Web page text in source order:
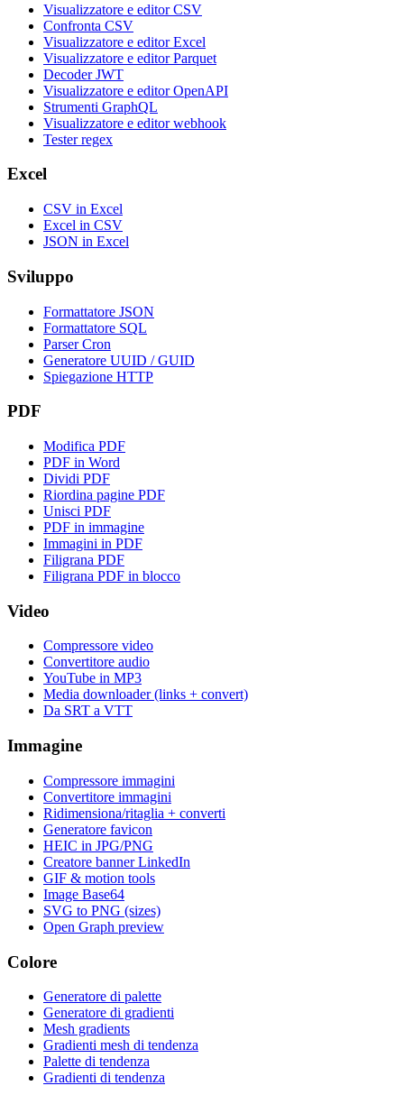
Visualizzatore e editor CSV
Confronta CSV
Visualizzatore e editor Excel
Visualizzatore e editor Parquet
Decoder JWT
Visualizzatore e editor OpenAPI
Strumenti GraphQL
Visualizzatore e editor webhook
Tester regex
Excel
CSV in Excel
Excel in CSV
JSON in Excel
Sviluppo
Formattatore JSON
Formattatore SQL
Parser Cron
Generatore UUID / GUID
Spiegazione HTTP
PDF
Modifica PDF
PDF in Word
Dividi PDF
Riordina pagine PDF
Unisci PDF
PDF in immagine
Immagini in PDF
Filigrana PDF
Filigrana PDF in blocco
Video
Compressore video
Convertitore audio
YouTube in MP3
Media downloader (links + convert)
Da SRT a VTT
Immagine
Compressore immagini
Convertitore immagini
Ridimensiona/ritaglia + converti
Generatore favicon
HEIC in JPG/PNG
Creatore banner LinkedIn
GIF & motion tools
Image Base64
SVG to PNG (sizes)
Open Graph preview
Colore
Generatore di palette
Generatore di gradienti
Mesh gradients
Gradienti mesh di tendenza
Palette di tendenza
Gradienti di tendenza